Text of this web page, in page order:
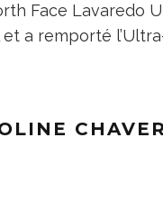
Face Lavaredo
a remporté